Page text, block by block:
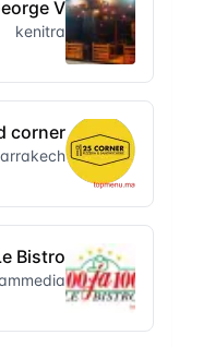
V
kenitra
corner
Bistro